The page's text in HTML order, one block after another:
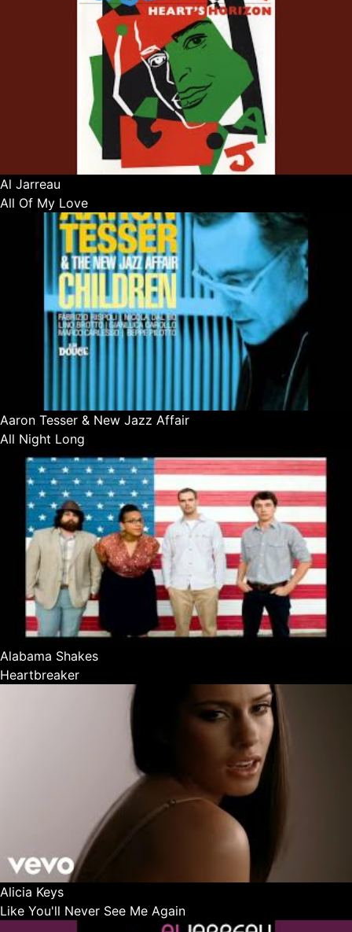
Al Jarreau
All Of My Love
Aaron Tesser & New Jazz Affair
All Night Long
Alabama Shakes
Heartbreaker
Alicia Keys
Like You'll Never See Me Again